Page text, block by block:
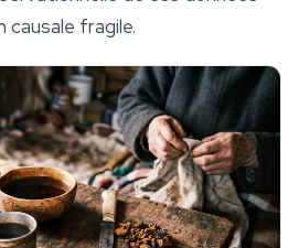
causale fragile.